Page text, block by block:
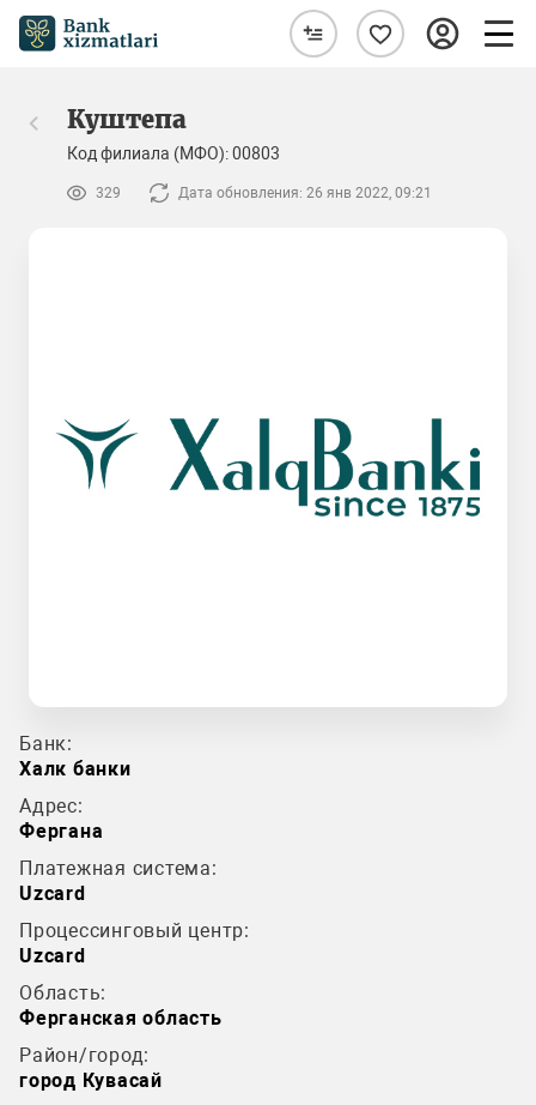
Куштепа
Код филиала (МФО): 00803
329 Дата обновления: 26 янв 2022, 09:21
Банк:
Халк банки
Адрес:
Фергана
Платежная система:
Uzcard
Процессинговый центр:
Uzcard
Область:
Ферганская область
Район/город:
город Кувасай